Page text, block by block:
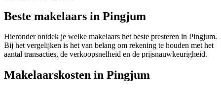
Beste makelaars in Pingjum
Hieronder ontdek je welke makelaars het beste presteren in Pingjum.
Bij het vergelijken is het van belang om rekening te houden met het
aantal transacties, de verkoopsnelheid en de prijsnauwkeurigheid.
Makelaarskosten in Pingjum